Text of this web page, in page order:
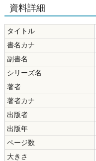
資料詳細
タイトル
書名カナ
副書名
シリーズ名
著者
著者カナ
出版者
出版年
ページ数
大きさ